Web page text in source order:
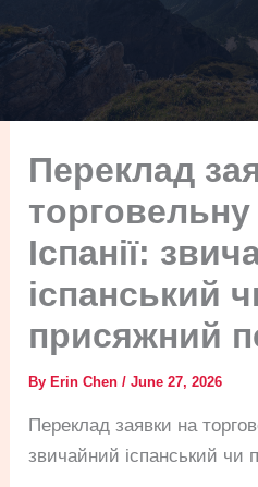
Переклад
Іспанії:
іспанський
присяжний
ByErin Chen/June 27, 2026
Переклад заявки на
звичайний іспанський чи